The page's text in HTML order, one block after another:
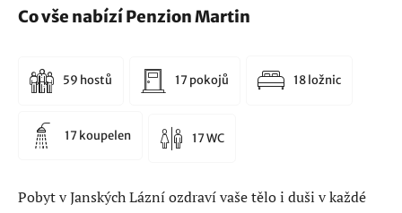
Co vše nabízí Penzion Martin
59 hostů 17 pokojů 18 ložnic
17 koupelen 17 WC
Pobyt v Janských Lázní ozdraví vaše tělo i duši v každé